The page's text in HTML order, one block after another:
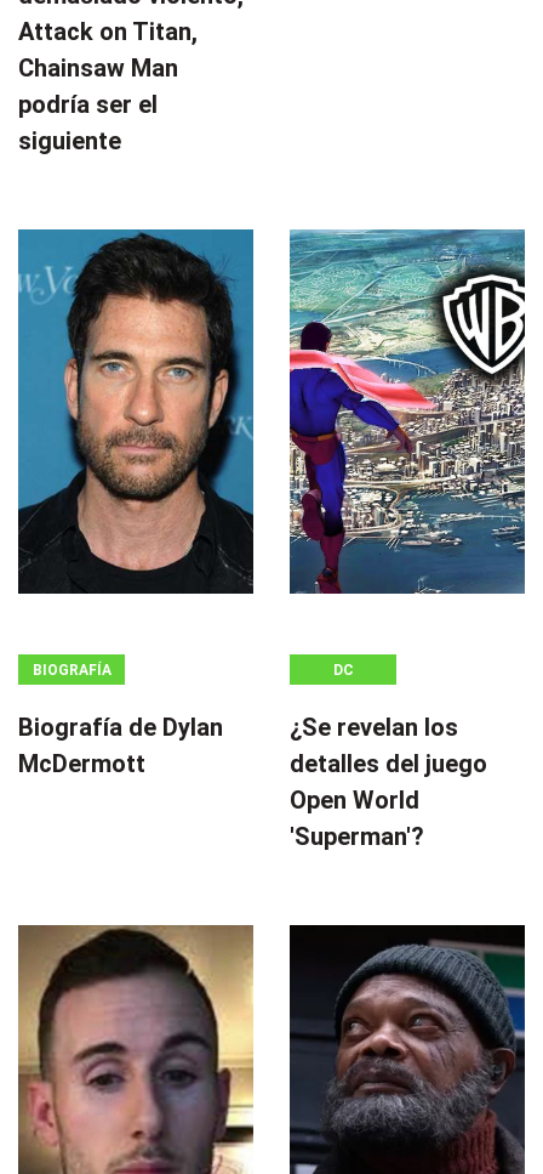
Attack on Titan,
Chainsaw Man
podría ser el
siguiente
BIOGRAFÍA
Biografía de Dylan
McDermott
DC
¿Se revelan los
detalles del juego
Open World
'Superman'?